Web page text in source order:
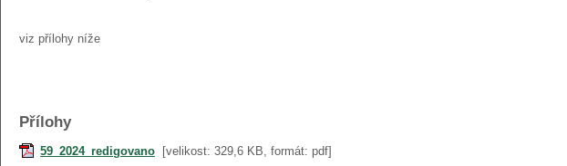
viz přílohy níže
Přílohy
59_2024_redigovano [velikost: 329,6 KB, formát: pdf]